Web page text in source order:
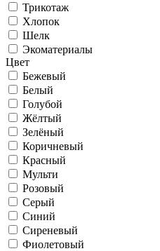
Трикотаж
Хлопок
Шелк
Экоматериалы
Цвет
Бежевый
Белый
Голубой
Жёлтый
Зелёный
Коричневый
Красный
Мульти
Розовый
Серый
Синий
Сиреневый
Фиолетовый